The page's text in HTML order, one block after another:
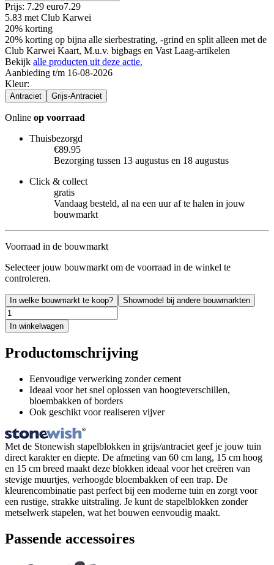
Prijs: 7.29 euro7.29
5.83 met Club Karwei
20% korting
20% korting op bijna alle sierbestrating, -grind en split alleen met de
Club Karwei Kaart, M.u.v. bigbags en Vast Laag-artikelen
Bekijk alle producten uit deze actie.
Aanbieding t/m 16-08-2026
Kleur:
Antraciet Grijs-Antraciet
Online op voorraad
Thuisbezorgd
€89.95
Bezorging tussen 13 augustus en 18 augustus
Click & collect
gratis
Vandaag besteld, al na een uur af te halen in jouw
bouwmarkt
Voorraad in de bouwmarkt
Selecteer jouw bouwmarkt om de voorraad in de winkel te
controleren.
In welke bouwmarkt te koop? Showmodel bij andere bouwmarkten
In winkelwagen
Productomschrijving
Eenvoudige verwerking zonder cement
Ideaal voor het snel oplossen van hoogteverschillen,
bloembakken of borders
Ook geschikt voor realiseren vijver
Met de Stonewish stapelblokken in grijs/antraciet geef je jouw tuin
direct karakter en diepte. De afmeting van 60 cm lang, 15 cm hoog
en 15 cm breed maakt deze blokken ideaal voor het creëren van
stevige muurtjes, verhoogde bloembakken of een trap. De
kleurencombinatie past perfect bij een moderne tuin en zorgt voor
een rustige, strakke uitstraling. Je kunt de stapelblokken zonder
metselwerk stapelen, wat het bouwen eenvoudig maakt.
Passende accessoires